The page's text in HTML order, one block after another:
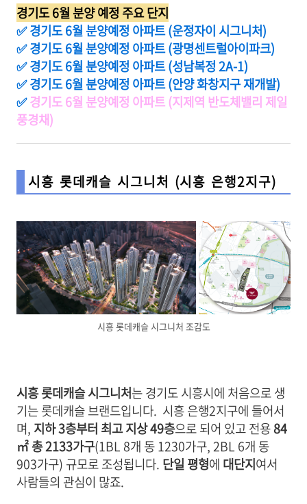
경기도 6월 분양 예정 주요 단지
✅경기도 6월 분양예정 아파트 (운정자이 시그니처)
✅경기도 6월 분양예정 아파트 (광명센트럴아이파크)
✅경기도 6월 분양예정 아파트 (성남복정 2A-1)
✅경기도 6월 분양예정 아파트 (안양 화창지구 재개발)
✅경기도 6월 분양예정 아파트 (지제역 반도체밸리 제일
풍경채)
시흥 롯데캐슬 시그니처 (시흥 은행2지구)
시흥 롯데캐슬 시그니처 조감도
시흥 롯데캐슬 시그니처는 경기도 시흥시에 처음으로 생
기는 롯데캐슬 브랜드입니다. 시흥 은행2지구에 들어서
며, 지하 3층부터 최고 지상 49층으로 되어 있고 전용84
㎡ 총 2133가구(1BL 8개 동 1230가구, 2BL 6개 동
903가구) 규모로 조성됩니다. 단일 평형에 대단지여서
사람들의 관심이 많죠.